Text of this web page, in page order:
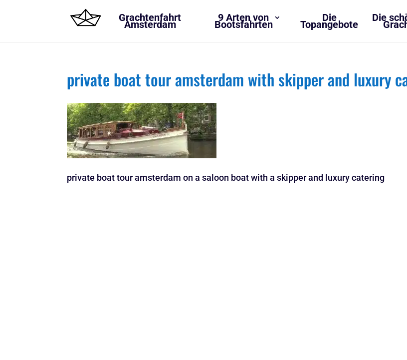
private boat tour amsterdam with skipper and luxury
private boat tour amsterdam on a saloon boat with a skipper and luxury catering
Grachtenfahrt
Amsterdam
9 Arten von
Bootsfahrten
Die
Topangebote
Die